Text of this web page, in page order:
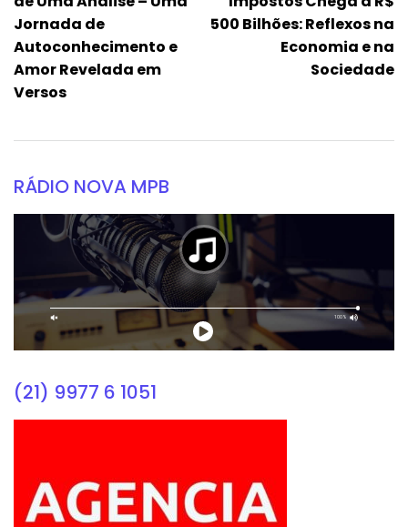
Jornada de
Autoconhecimento e
Amor Revelada em
Versos
500 Bilhões: Reflexos na
Economia e na
Sociedade
RÁDIO NOVA MPB
(21) 9977 6 1051